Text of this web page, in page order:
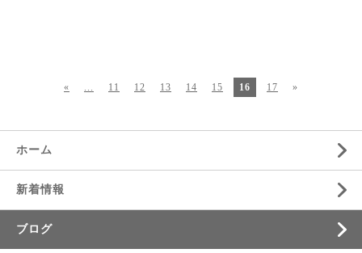
« ... 11 12 13 14 15 16 17 »
ホーム
新着情報
ブログ